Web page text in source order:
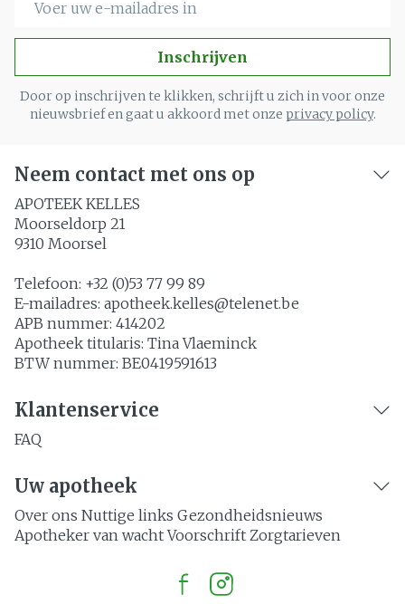
Inschrijven
Door op inschrijven te klikken, schrijft u zich in voor onze
nieuwsbrief en gaat u akkoord met onze privacy policy.
Neem contact met ons op
APOTEEK KELLES
Moorseldorp 21
9310 Moorsel
Telefoon: +32 (0)53 77 99 89
E-mailadres: apotheek.kelles@telenet.be
APB nummer: 414202
Apotheek titularis: Tina Vlaeminck
BTW nummer: BE0419591613
Klantenservice
FAQ
Uw apotheek
Over ons Nuttige links Gezondheidsnieuws
Apotheker van wacht Voorschrift Zorgtarieven